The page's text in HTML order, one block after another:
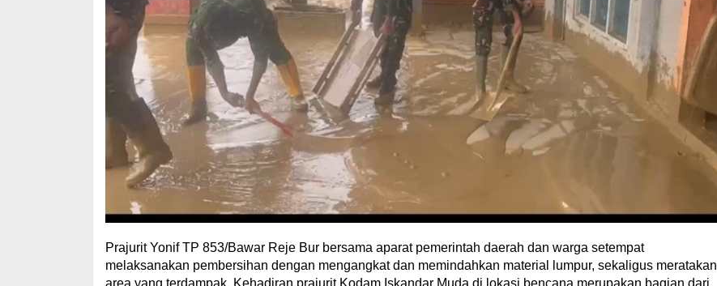
Prajurit Yonif TP 853/Bawar Reje Bur bersama aparat pemerintah daerah dan warga setempat
melaksanakan pembersihan dengan mengangkat dan memindahkan material lumpur, sekaligus meratakan
area yang terdampak. Kehadiran prajurit Kodam Iskandar Muda di lokasi bencana merupakan bagian dari